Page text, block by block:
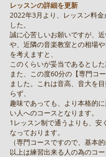
レッスンの詳細を更新
2022年3月より、レッスン料金
した。
誠に心苦しいお願いですが、
や、近隣の音楽教室との相場
を考えますと、
このくらいが妥当であるとした
また、この度60分の【専門コ
ました。これは音高、音大を
らず、
趣味であっても、より本格的
い人へのコースとなります。
1レッスン制で通うよりも、安
なっております。
（専門コースですので、基本
以上は練習出来る人の為のコー